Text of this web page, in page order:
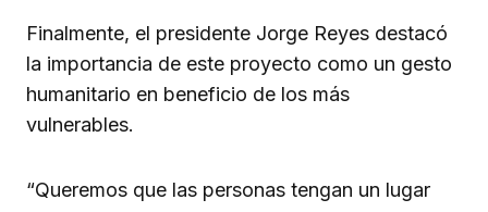
Finalmente, el presidente Jorge Reyes destacó
la importancia de este proyecto como un gesto
humanitario en beneficio de los más
vulnerables.
“Queremos que las personas tengan un lugar